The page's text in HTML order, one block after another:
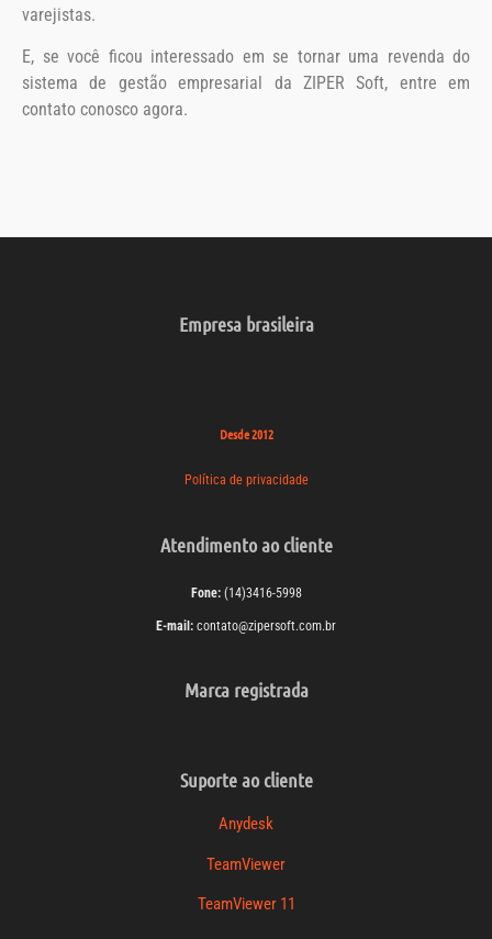
varejistas.
E, se você ficou interessado em se tornar uma revenda do
sistema de gestão empresarial da ZIPER Soft, entre em
contato conosco agora.
Empresa brasileira
Desde 2012
Política de privacidade
Atendimento ao cliente
Fone: (14)3416-5998
E-mail: contato@zipersoft.com.br
Marca registrada
Suporte ao cliente
Anydesk
TeamViewer
TeamViewer 11